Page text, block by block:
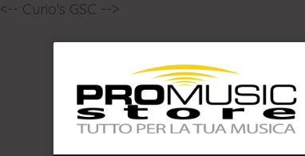
<-- Curio's GSC -->